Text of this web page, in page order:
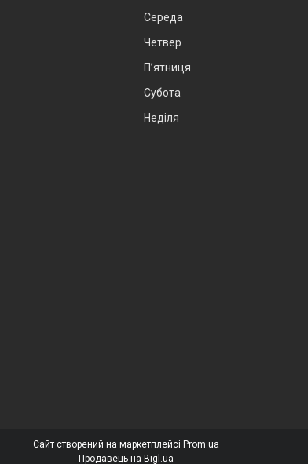
Середа
Четвер
Пʼятниця
Субота
Неділя
Сайт створений на маркетплейсі Prom.ua
Продавець на Bigl.ua